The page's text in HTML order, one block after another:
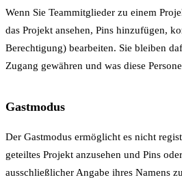
Wenn Sie Teammitglieder zu einem
das Projekt ansehen, Pins hinzufügen,
Berechtigung) bearbeiten. Sie bleiben
Zugang gewähren und was diese
Gastmodus
Der Gastmodus ermöglicht es nicht
geteiltes Projekt anzusehen und Pins
ausschließlicher Angabe ihres Namens